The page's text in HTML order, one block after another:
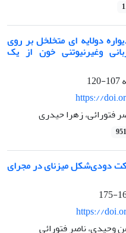
دولایه ای متخلخل بر روی
وغیرنیوتنی خون از یک
107-120
https://
فتورائی، زهرا حیدری
دودی‌شکل میزنای در مجرای
https://
وحیدی، ناصر فتورائی